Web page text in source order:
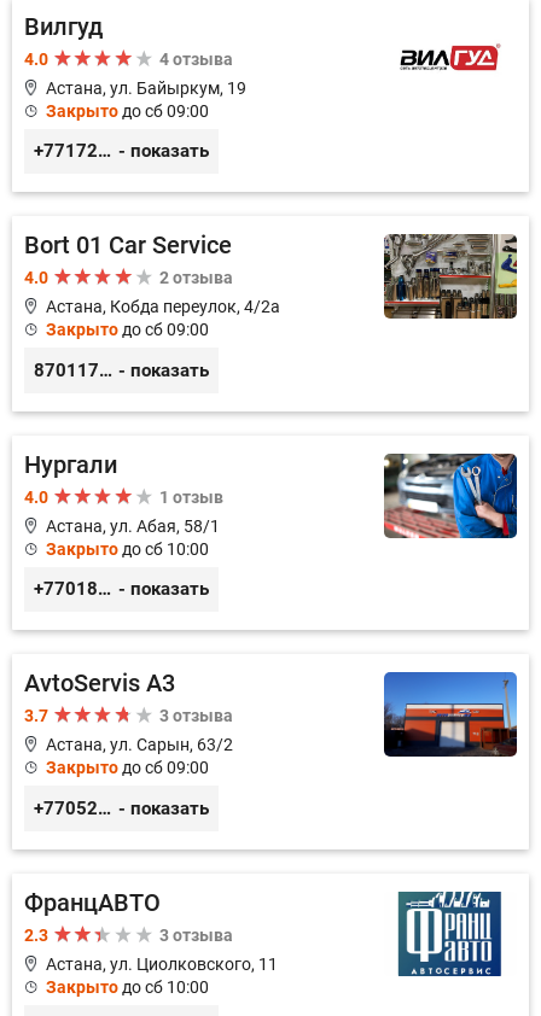
Вилгуд
4.0
4 отзыва
Астана, ул. Байыркум, 19
Закрыто до сб 09:00
+77172978380 - показать
Bort 01 Car Service
4.0
2 отзыва
Астана, Кобда переулок, 4/2а
Закрыто до сб 09:00
87011754444 - показать
Нургали
4.0
1 отзыв
Астана, ул. Абая, 58/1
Закрыто до сб 10:00
+77018150536 - показать
AvtoServis A3
3.7
3 отзыва
Астана, ул. Сарын, 63/2
Закрыто до сб 09:00
+77052327760 - показать
ФранцАВТО
2.3
3 отзыва
Астана, ул. Циолковского, 11
Закрыто до сб 10:00